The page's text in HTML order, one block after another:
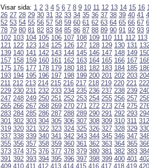
Visar sida: 1 2 3 4 5 6 7 8 9 10 11 12 13 14 15 16
26 27 28 29 30 31 32 33 34 35 36 37 38 39 40 41
52 53 54 55 56 57 58 59 60 61 62 63 64 65 66 67
78 79 80 81 82 83 84 85 86 87 88 89 90 91 92 93
102 103 104 105 106 107 108 109 110 111 112 113
121 122 123 124 125 126 127 128 129 130 131
139 140 141 142 143 144 145 146 147 148 149
157 158 159 160 161 162 163 164 165 166 167
175 176 177 178 179 180 181 182 183 184 185
193 194 195 196 197 198 199 200 201 202 203
211 212 213 214 215 216 217 218 219 220 221 222
229 230 231 232 233 234 235 236 237 238 239
247 248 249 250 251 252 253 254 255 256 257
265 266 267 268 269 270 271 272 273 274 275
283 284 285 286 287 288 289 290 291 292 293
301 302 303 304 305 306 307 308 309 310 311 312
319 320 321 322 323 324 325 326 327 328 329
337 338 339 340 341 342 343 344 345 346 347
355 356 357 358 359 360 361 362 363 364 365
373 374 375 376 377 378 379 380 381 382 383
391 392 393 394 395 396 397 398 399 400 401
409 410 411 412 413 414 415 416 417 418 419 420